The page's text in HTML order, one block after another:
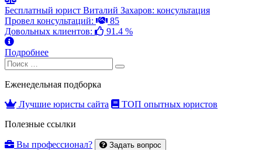
Бесплатный юрист Виталий Захаров: консультация
Провел консультаций:
85
Довольных клиентов:
91.4 %
Подробнее
Search
for:
Search
Еженедельная подборка
Лучшие юристы сайта
ТОП опытных юристов
Полезные ссылки
Вы профессионал? Задать вопрос